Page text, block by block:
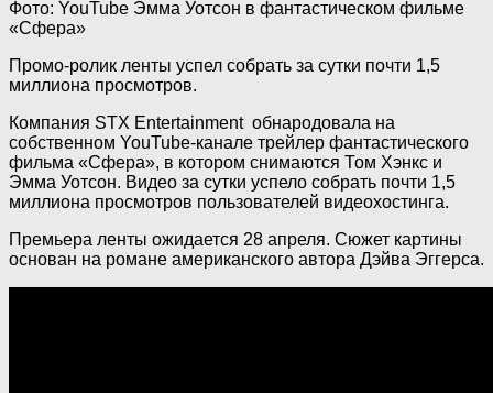
Фото: YouTube Эмма Уотсон в фантастическом фильме
«Сфера»
Промо-ролик ленты успел собрать за сутки почти 1,5
миллиона просмотров.
Компания STX Entertainment обнародовала на
собственном YouTube-канале трейлер фантастического
фильма «Сфера», в котором снимаются Том Хэнкс и
Эмма Уотсон. Видео за сутки успело собрать почти 1,5
миллиона просмотров пользователей видеохостинга.
Премьера ленты ожидается 28 апреля. Сюжет картины
основан на романе американского автора Дэйва Эггерса.